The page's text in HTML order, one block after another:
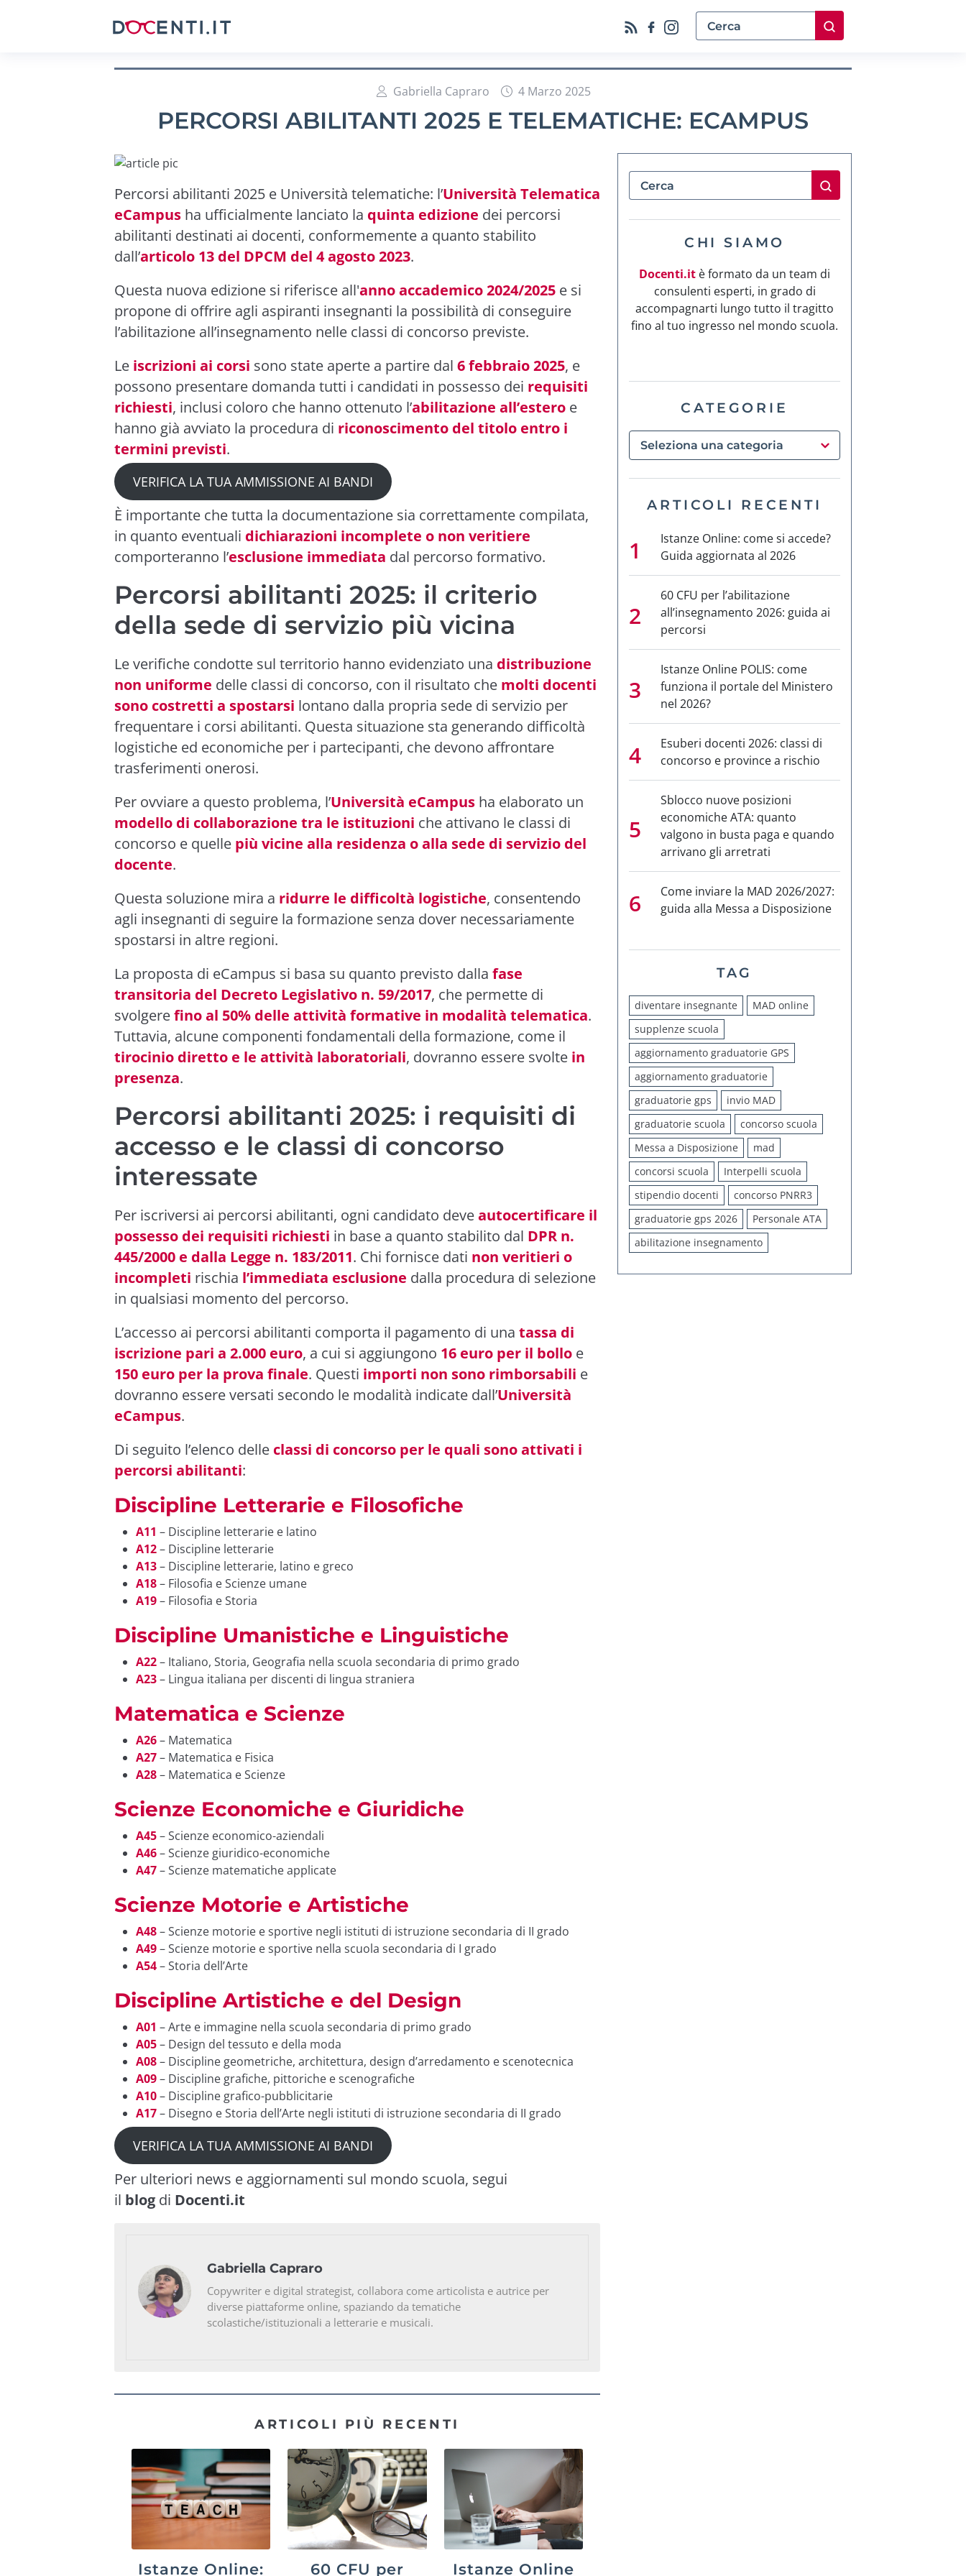
Gabriella Capraro 4 Marzo 2025
PERCORSI ABILITANTI 2025 E TELEMATICHE: ECAMPUS
Percorsi abilitanti 2025 e Università telematiche: l’Università Telematica
eCampus ha ufficialmente lanciato la quinta edizione dei percorsi
abilitanti destinati ai docenti, conformemente a quanto stabilito
dall’articolo 13 del DPCM del 4 agosto 2023.
Questa nuova edizione si riferisce all'anno accademico 2024/2025 e si
propone di offrire agli aspiranti insegnanti la possibilità di conseguire
l’abilitazione all’insegnamento nelle classi di concorso previste.
Le iscrizioni ai corsi sono state aperte a partire dal 6 febbraio 2025, e
possono presentare domanda tutti i candidati in possesso dei requisiti
richiesti, inclusi coloro che hanno ottenuto l’abilitazione all’estero e
hanno già avviato la procedura di riconoscimento del titolo entro i
termini previsti.
VERIFICA LA TUA AMMISSIONE AI BANDI
È importante che tutta la documentazione sia correttamente compilata,
in quanto eventuali dichiarazioni incomplete o non veritiere
comporteranno l’esclusione immediata dal percorso formativo.
Percorsi abilitanti 2025: il criterio
della sede di servizio più vicina
Le verifiche condotte sul territorio hanno evidenziato una distribuzione
non uniforme delle classi di concorso, con il risultato che molti docenti
sono costretti a spostarsi lontano dalla propria sede di servizio per
frequentare i corsi abilitanti. Questa situazione sta generando difficoltà
logistiche ed economiche per i partecipanti, che devono affrontare
trasferimenti onerosi.
Per ovviare a questo problema, l’Università eCampus ha elaborato un
modello di collaborazione tra le istituzioni che attivano le classi di
concorso e quelle più vicine alla residenza o alla sede di servizio del
docente.
Questa soluzione mira a ridurre le difficoltà logistiche, consentendo
agli insegnanti di seguire la formazione senza dover necessariamente
spostarsi in altre regioni.
La proposta di eCampus si basa su quanto previsto dalla fase
transitoria del Decreto Legislativo n. 59/2017, che permette di
svolgerefino al 50% delle attività formative in modalità telematica.
Tuttavia, alcune componenti fondamentali della formazione, come il
tirocinio diretto e le attività laboratoriali, dovranno essere svolte in
presenza.
Percorsi abilitanti 2025: i requisiti di
accesso e le classi di concorso
interessate
Per iscriversi ai percorsi abilitanti, ogni candidato deveautocertificare il
possesso dei requisiti richiesti in base a quanto stabilito dal DPR n.
445/2000 e dalla Legge n. 183/2011. Chi fornisce dati non veritieri o
incompleti rischia l’immediata esclusione dalla procedura di selezione
in qualsiasi momento del percorso.
L’accesso ai percorsi abilitanti comporta il pagamento di una tassa di
iscrizione pari a 2.000 euro, a cui si aggiungono 16 euro per il bollo e
150 euro per la prova finale. Questi importi non sono rimborsabili e
dovranno essere versati secondo le modalità indicate dall’Università
eCampus.
Di seguito l’elenco delle classi di concorso per le quali sono attivati i
percorsi abilitanti:
Discipline Letterarie e Filosofiche
A11 – Discipline letterarie e latino
A12– Discipline letterarie
A13– Discipline letterarie, latino e greco
A18– Filosofia e Scienze umane
A19– Filosofia e Storia
Discipline Umanistiche e Linguistiche
A22– Italiano, Storia, Geografia nella scuola secondaria di primo grado
A23– Lingua italiana per discenti di lingua straniera
Matematica e Scienze
A26– Matematica
A27– Matematica e Fisica
A28– Matematica e Scienze
Scienze Economiche e Giuridiche
A45– Scienze economico-aziendali
A46– Scienze giuridico-economiche
A47– Scienze matematiche applicate
Scienze Motorie e Artistiche
A48– Scienze motorie e sportive negli istituti di istruzione secondaria di II grado
A49– Scienze motorie e sportive nella scuola secondaria di I grado
A54– Storia dell’Arte
Discipline Artistiche e del Design
A01 – Arte e immagine nella scuola secondaria di primo grado
A05– Design del tessuto e della moda
A08– Discipline geometriche, architettura, design d’arredamento e scenotecnica
A09– Discipline grafiche, pittoriche e scenografiche
A10– Discipline grafico-pubblicitarie
A17– Disegno e Storia dell’Arte negli istituti di istruzione secondaria di II grado
VERIFICA LA TUA AMMISSIONE AI BANDI
Per ulteriori news e aggiornamenti sul mondo scuola, segui
il blog di Docenti.it
Gabriella Capraro
Copywriter e digital strategist, collabora come articolista e autrice per
diverse piattaforme online, spaziando da tematiche
scolastiche/istituzionali a letterarie e musicali.
ARTICOLI PIÙ RECENTI
Istanze Online: 60 CFU per Istanze Online
CHI SIAMO
Docenti.it è formato da un team di
consulenti esperti, in grado di
accompagnarti lungo tutto il tragitto
fino al tuo ingresso nel mondo scuola.
CATEGORIE
ARTICOLI RECENTI
Istanze Online: come si accede?
Guida aggiornata al 2026
60 CFU per l’abilitazione
all’insegnamento 2026: guida ai
percorsi
Istanze Online POLIS: come
funziona il portale del Ministero
nel 2026?
Esuberi docenti 2026: classi di
concorso e province a rischio
Sblocco nuove posizioni
economiche ATA: quanto
valgono in busta paga e quando
arrivano gli arretrati
Come inviare la MAD 2026/2027:
guida alla Messa a Disposizione
TAG
diventare insegnante
MAD online
supplenze scuola
aggiornamento graduatorie GPS
aggiornamento graduatorie
graduatorie gps
invio MAD
graduatorie scuola
concorso scuola
Messa a Disposizione
mad
concorsi scuola
Interpelli scuola
stipendio docenti
concorso PNRR3
graduatorie gps 2026
Personale ATA
abilitazione insegnamento